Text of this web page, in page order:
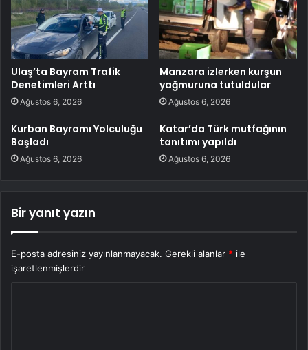
Ulaş’ta Bayram Trafik
Denetimleri Arttı
Ağustos 6, 2026
Manzara izlerken kurşun
yağmuruna tutuldular
Ağustos 6, 2026
Kurban Bayramı Yolculuğu
Başladı
Ağustos 6, 2026
Katar’da Türk mutfağının
tanıtımı yapıldı
Ağustos 6, 2026
Bir yanıt yazın
E-posta adresiniz yayınlanmayacak. Gerekli alanlar * ile
işaretlenmişlerdir